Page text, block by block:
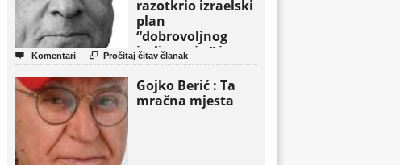
razotkrio izraelski
plan
“dobrovoljnog
iseljavanja ” iz
Gaze
 Komentari  Pročitaj čitav članak
Gojko Berić : Ta
mračna mjesta